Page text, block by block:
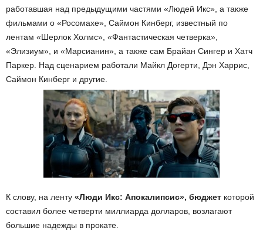
работавшая над предыдущими частями «Людей Икс», а также
фильмами о «Росомахе», Саймон Кинберг, известный по
лентам «Шерлок Холмс», «Фантастическая четверка»,
«Элизиум», и «Марсианин», а также сам Брайан Сингер и Хатч
Паркер. Над сценарием работали Майкл Догерти, Дэн Харрис,
Саймон Кинберг и другие.
К слову, на ленту «Люди Икс: Апокалипсис», бюджет которой
составил более четверти миллиарда долларов, возлагают
большие надежды в прокате.